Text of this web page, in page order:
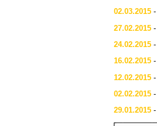
02.03.2015 -
27.02.2015 -
24.02.2015 -
16.02.2015 -
12.02.2015 -
02.02.2015 -
29.01.2015 -